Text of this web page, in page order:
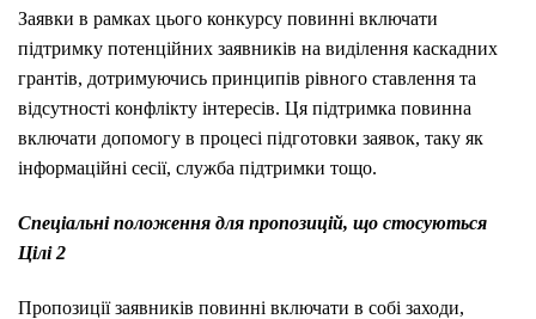
Заявки в рамках цього конкурсу повинні включати
підтримку потенційних заявників на виділення каскадних
грантів, дотримуючись принципів рівного ставлення та
відсутності конфлікту інтересів. Ця підтримка повинна
включати допомогу в процесі підготовки заявок, таку як
інформаційні сесії, служба підтримки тощо.
Спеціальні положення для пропозицій, що стосуються
Цілі 2
Пропозиції заявників повинні включати в собі заходи,